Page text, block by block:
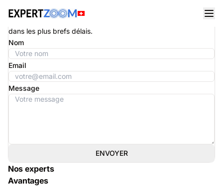
Contactez-nous
Remplissez le formulaire ci-dessous et nous vous répondrons
dans les plus brefs délais.
Nom
Email
Message
ENVOYER
Nos experts
Avantages